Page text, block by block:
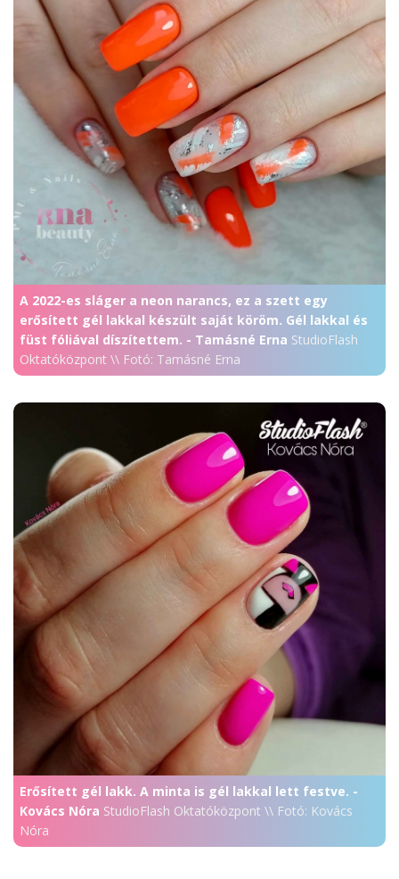
A 2022-es sláger a neon narancs, ez a szett egy
erősített gél lakkal készült saját köröm. Gél lakkal és
füst fóliával díszítettem. - Tamásné Erna StudioFlash
Oktatóközpont \\ Fotó: Tamásné Erna
Erősített gél lakk. A minta is gél lakkal lett festve. -
Kovács Nóra StudioFlash Oktatóközpont \\ Fotó: Kovács
Nóra